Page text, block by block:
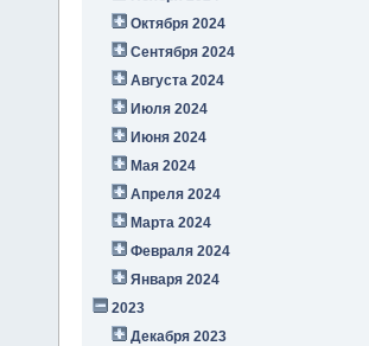
Октября 2024
Сентября 2024
Августа 2024
Июля 2024
Июня 2024
Мая 2024
Апреля 2024
Марта 2024
Февраля 2024
Января 2024
2023
Декабря 2023